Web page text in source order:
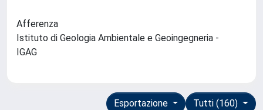
Afferenza
Istituto di Geologia Ambientale e Geoingegneria -
IGAG
Tutti (160)
Esportazione